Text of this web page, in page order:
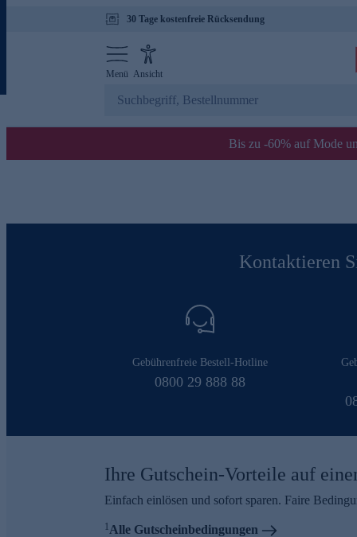
30 Tage kostenfreie Rücksendung
Menü Ansicht
Bis zu -60% auf Mode
Kontaktieren
Gebührenfreie Bestell-Hotline
0800 29 888 88
Ihre Gutschein-Vorteile auf
Einfach einlösen und sofort sparen. Faire
1Alle Gutscheinbedingungen